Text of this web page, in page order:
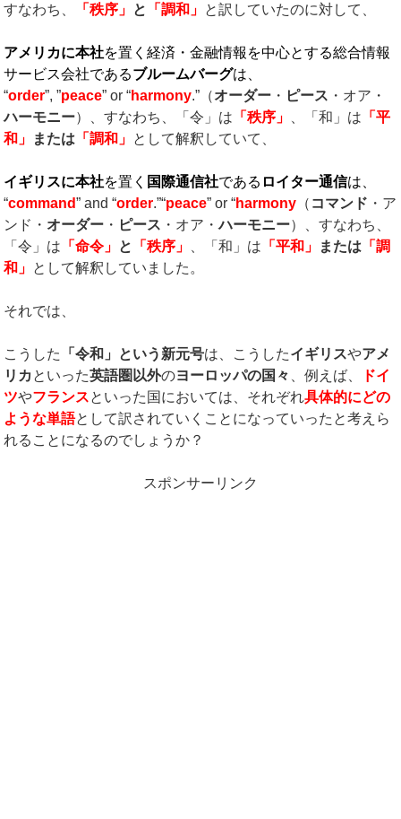
すなわち、
「秩序」 と 「調和」 と訳していたのに対して、
アメリカに本社を置く経済・金融情報を中心とする総合情報
サービス会社であるブルームバーグは、
“order”, ”peace” or “harmony.”（オーダー ・ ピース ・オア・
ハーモニー）、すなわち、「令」は 「秩序」 、「和」は 「平
和」
または 「調和」 として解釈していて、
イギリスに本社を置く 国際通信社である ロイター通信は、
“command” and “order.”“peace” or “harmony （ コマンド ・ア
ンド・ オーダー ・ ピース ・オア・ハーモニー）、すなわち、
「令」は 「命令」 と 「秩序」 、「和」は 「平和」 または 「調
和」 として解釈していました。
それでは、
こうした 「令和」という新元号は、こうしたイギリスやアメ
リカ といった英語圏以外のヨーロッパの国々 、例えば、
ドイ
ツやフランスといった国においては、それぞれ具体的にどの
ような単語として訳されていくことになっていったと考えら
れることになるのでしょうか？
スポンサーリンク